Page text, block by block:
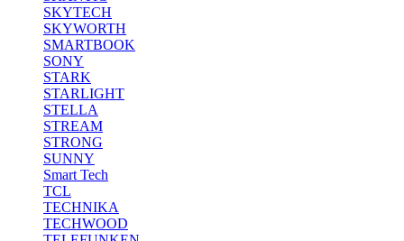
SKYTECH
SKYWORTH
SMARTBOOK
SONY
STARK
STARLIGHT
STELLA
STREAM
STRONG
SUNNY
Smart Tech
TCL
TECHNIKA
TECHWOOD